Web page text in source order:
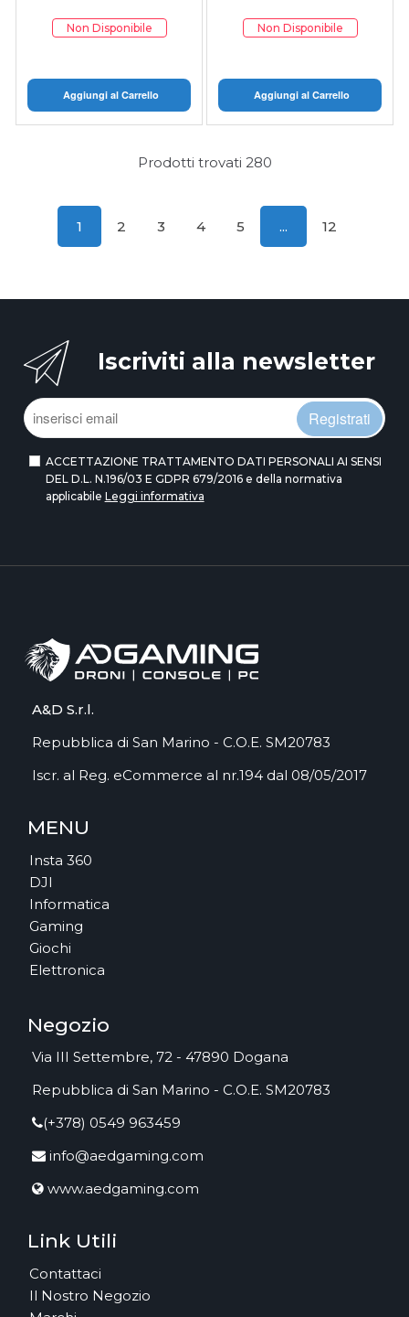
Non Disponibile
Aggiungi al Carrello
Non Disponibile
Aggiungi al Carrello
Prodotti trovati 280
1 2 3 4 5 ... 12
Iscriviti alla newsletter
Registrati
ACCETTAZIONE TRATTAMENTO DATI PERSONALI AI SENSI
DEL D.L. N.196/03 E GDPR 679/2016 e della normativa
applicabile Leggi informativa
A&D S.r.l.
Repubblica di San Marino - C.O.E. SM20783
Iscr. al Reg. eCommerce al nr.194 dal 08/05/2017
MENU
Insta 360
DJI
Informatica
Gaming
Giochi
Elettronica
Negozio
Via III Settembre, 72 - 47890 Dogana
Repubblica di San Marino - C.O.E. SM20783
(+378) 0549 963459
info@aedgaming.com
www.aedgaming.com
Link Utili
Contattaci
Il Nostro Negozio